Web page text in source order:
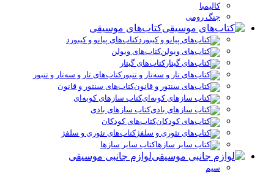
کالیمبا
چنگ رومی
کتاب‌های موسیقی
کتاب‌های پیانو و کیبورد
کتاب‌های ویولن
کتاب‌های گیتار
کتاب‌های تار و سه‌تار و تنبور
کتاب‌های سنتور و قانون
کتاب سازهای کوبه‌ای
کتاب سازهای بادی
کتاب‌های کودکان
کتاب‌های تئوری و سلفژ
کتاب سایر سازها
لوازم جانبی موسیقی
سیم